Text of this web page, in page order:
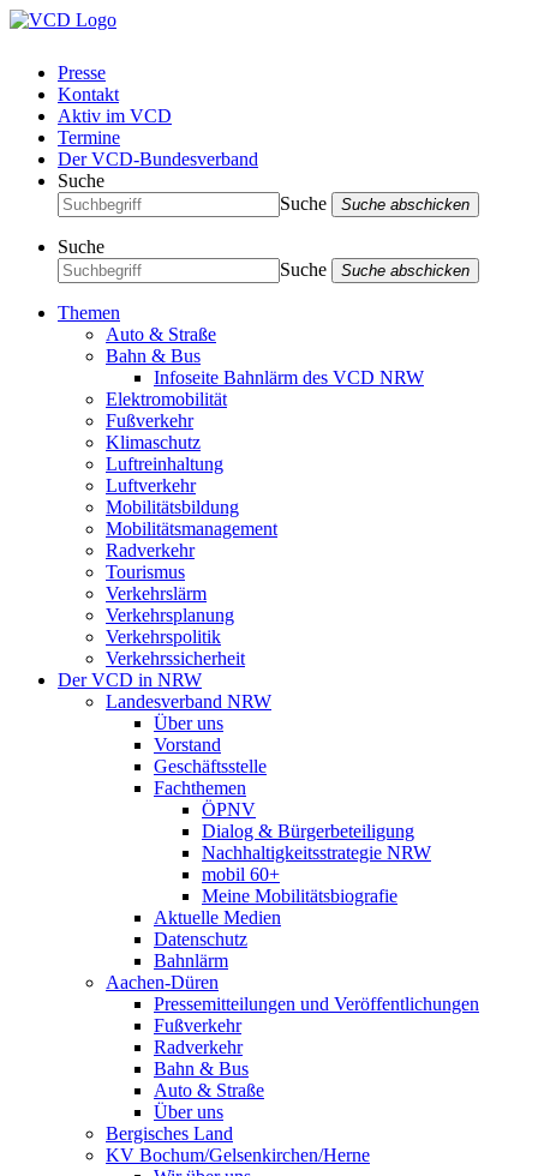
Presse
Kontakt
Aktiv im VCD
Termine
Der VCD-Bundesverband
Suche
Suche
Suche abschicken
Suche
Suche
Suche abschicken
Themen
Auto & Straße
Bahn & Bus
Infoseite Bahnlärm des VCD NRW
Elektromobilität
Fußverkehr
Klimaschutz
Luftreinhaltung
Luftverkehr
Mobilitätsbildung
Mobilitätsmanagement
Radverkehr
Tourismus
Verkehrslärm
Verkehrsplanung
Verkehrspolitik
Verkehrssicherheit
Der VCD in NRW
Landesverband NRW
Über uns
Vorstand
Geschäftsstelle
Fachthemen
ÖPNV
Dialog & Bürgerbeteiligung
Nachhaltigkeitsstrategie NRW
mobil 60+
Meine Mobilitätsbiografie
Aktuelle Medien
Datenschutz
Bahnlärm
Aachen-Düren
Pressemitteilungen und Veröffentlichungen
Fußverkehr
Radverkehr
Bahn & Bus
Auto & Straße
Über uns
Bergisches Land
KV Bochum/Gelsenkirchen/Herne